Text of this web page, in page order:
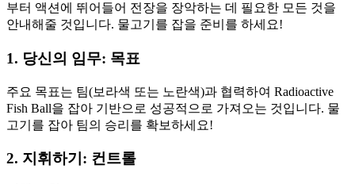
부터 액션에 뛰어들어 전장을 장악하는 데 필요한 모든 것을
안내해줄 것입니다. 물고기를 잡을 준비를 하세요!
1. 당신의 임무: 목표
주요 목표는 팀(보라색 또는 노란색)과 협력하여 Radioactive
Fish Ball을 잡아 기반으로 성공적으로 가져오는 것입니다. 물
고기를 잡아 팀의 승리를 확보하세요!
2. 지휘하기: 컨트롤